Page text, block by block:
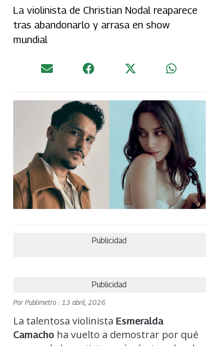
La violinista de Christian Nodal reaparece
tras abandonarlo y arrasa en show
mundial
Publicidad
Publicidad
PorPublimetro 13 abril, 2026
La talentosa violinista Esmeralda
Camacho ha vuelto a demostrar por qué